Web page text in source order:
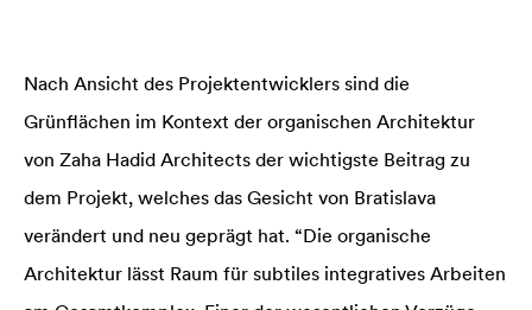
Nach Ansicht des Projektentwicklers sind die
Grünflächen im Kontext der organischen Architektur
von Zaha Hadid Architects der wichtigste Beitrag zu
dem Projekt, welches das Gesicht von Bratislava
verändert und neu geprägt hat. “Die organische
Architektur lässt Raum für subtiles integratives Arbeiten